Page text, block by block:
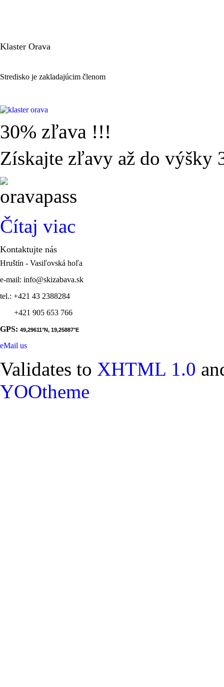
Klaster Orava
Stredisko je zakladajúcim členom
30% zľava !!!
Získajte zľavy až do výšky
Čítaj viac
Kontaktujte nás
Hruštín - Vasiľovská hoľa
e-mail: info@skizabava.sk
tel.: +421 43 2388284
+421 905 653 766
GPS: 49,29611°N, 19,25887°E
eMail us
Validates to XHTML 1.0
YOOtheme